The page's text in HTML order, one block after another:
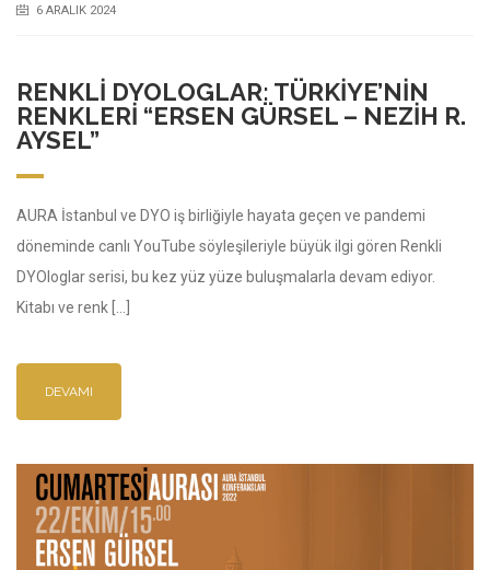
6 ARALIK 2024
RENKLI DYOLOGLAR: TÜRKIYE’NIN
RENKLERI “ERSEN GÜRSEL – NEZIH R.
AYSEL”
AURA İstanbul ve DYO iş birliğiyle hayata geçen ve pandemi
döneminde canlı YouTube söyleşileriyle büyük ilgi gören Renkli
DYOloglar serisi, bu kez yüz yüze buluşmalarla devam ediyor.
Kitabı ve renk […]
DEVAMI